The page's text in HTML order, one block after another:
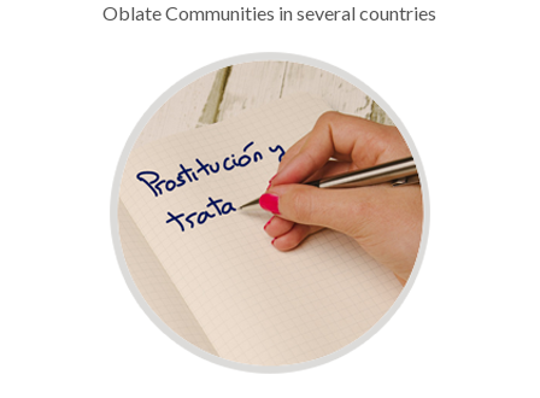
Oblate Communities in several countries